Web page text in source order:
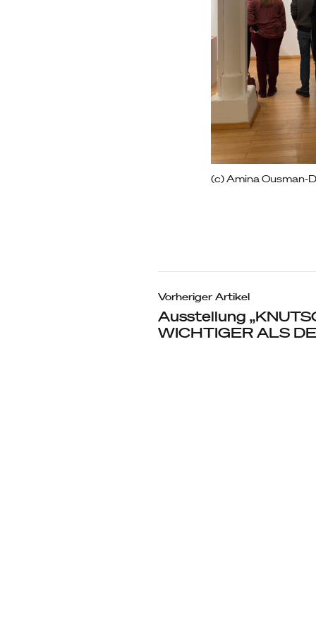
(c) Amina Ousman-
Vorheriger Artikel
Ausstellung
WICHTIGER ALS